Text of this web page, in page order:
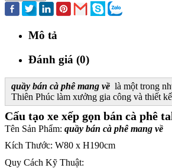
Mô tả
Đánh giá (0)
quầy bán cà phê mang về là một trong
Thiên Phúc làm xưởng gia công và thiết
Cấu tạo xe xếp gọn bán cà phê
Tên Sản Phẩm: quầy bán cà phê mang về
Kích Thước: W80 x H190cm
Quy Cách Kỹ Thuật: